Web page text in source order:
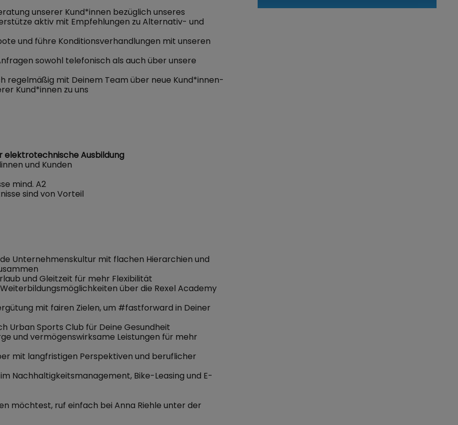
unserer Kund*innen bezüglich unseres
aktiv mit Empfehlungen zu Alternativ- und
und führe Konditionsverhandlungen mit unseren
sowohl telefonisch als auch über unsere
regelmäßig mit Deinem Team über neue Kund*innen-
Kund*innen zu uns
elektrotechnische Ausbildung
und Kunden
mind. A2
sind von Vorteil
Unternehmenskultur mit flachen Hierarchien und
und Gleitzeit für mehr Flexibilität
über die Rexel Academy
mit fairen Zielen, um #fastforward in Deiner
Urban Sports Club für Deine Gesundheit
und vermögenswirksame Leistungen für mehr
mit langfristigen Perspektiven und beruflicher
Nachhaltigkeitsmanagement, Bike-Leasing und E-
möchtest, ruf einfach bei Anna Riehle unter der